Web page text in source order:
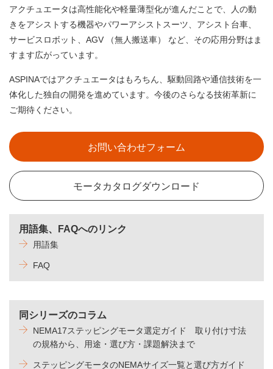
アクチュエータは高性能化や軽量薄型化が進んだことで、人の動
きをアシストする機器やパワーアシストスーツ、アシスト台車、
サービスロボット、AGV （無人搬送車） など、その応用分野はま
すます広がっています。
ASPINAではアクチュエータはもろちん、駆動回路や通信技術を一
体化した独自の開発を進めています。今後のさらなる技術革新に
ご期待ください。
お問い合わせフォーム
モータカタログダウンロード
用語集、FAQへのリンク
用語集
FAQ
同シリーズのコラム
NEMA17ステッピングモータ選定ガイド 取り付け寸法
の規格から、用途・選び方・課題解決まで
ステッピングモータのNEMAサイズ一覧と選び方ガイド